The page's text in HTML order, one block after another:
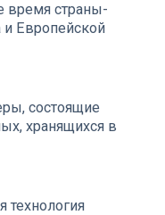
время страны-
Европейской
состоящие
хранящихся в
технология